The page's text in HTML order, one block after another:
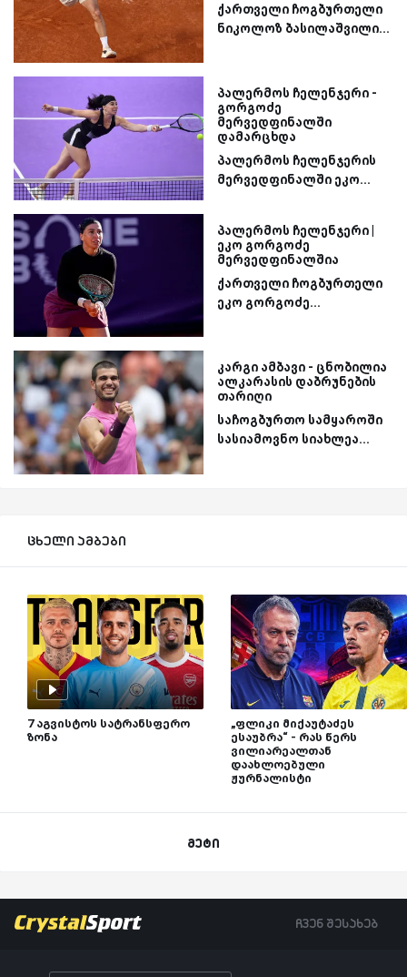
ქართველი ჩოგბურთელი
ნიკოლოზ ბასილაშვილი...
პალერმოს ჩელენჯერი -
გორგოძე
მერვედფინალში
დამარცხდა
პალერმოს ჩელენჯერის
მერვედფინალში ეკო...
პალერმოს ჩელენჯერი |
ეკო გორგოძე
მერვედფინალშია
ქართველი ჩოგბურთელი
ეკო გორგოძე...
კარგი ამბავი - ცნობილია
ალკარასის დაბრუნების
თარიღი
საჩოგბურთო სამყაროში
სასიამოვნო სიახლეა...
ცხელი ამბები
7 აგვისტოს სატრანსფერო
ზონა
„ფლიკი მიქაუტაძეს
ესაუბრა“ - რას წერს
ვილიარეალთან
დაახლოებული
ჟურნალისტი
მეტი
ჩვენ შესახებ